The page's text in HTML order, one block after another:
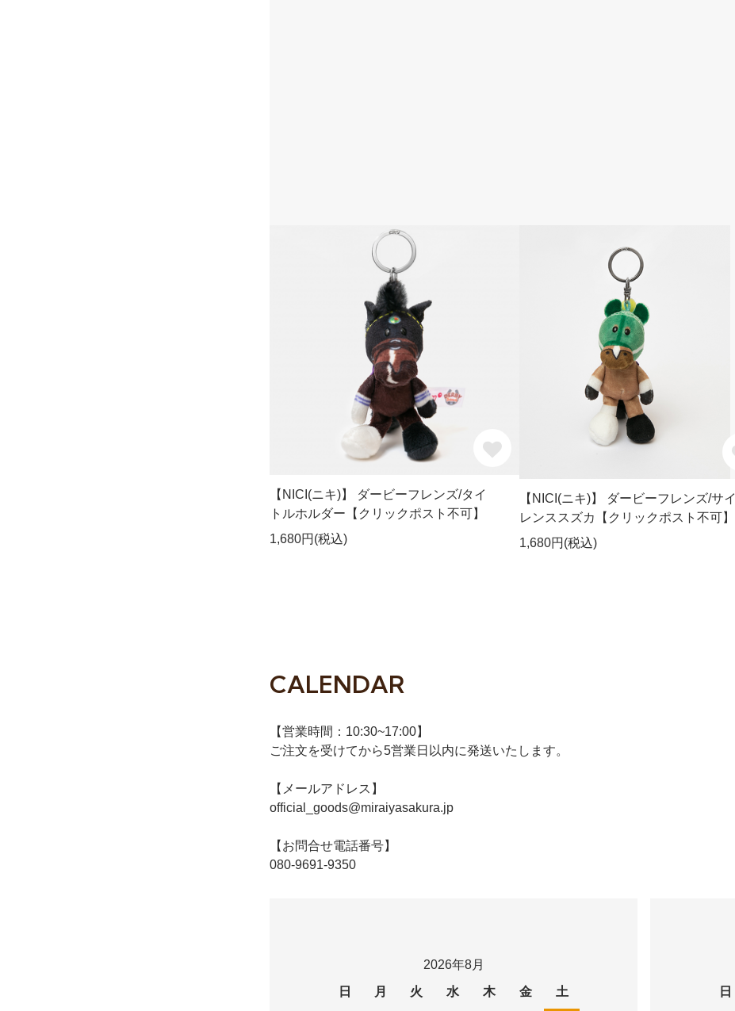
【NICI(ニキ)】 ダービーフレンズ/タイ
トルホルダー【クリックポスト不可】
1,680円(税込)
【NICI(ニキ)】 ダービーフレンズ/サイ
レンススズカ【クリックポスト不可】
1,680円(税込)
CALENDAR
【営業時間：10:30~17:00】
ご注文を受けてから5営業日以内に発送いたします。
【メールアドレス】
official_goods@miraiyasakura.jp
【お問合せ電話番号】
080-9691-9350
2026年8月
日
月 火 水 木 金 土
日